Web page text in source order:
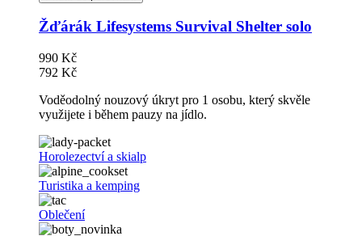
Žďárák Lifesystems Survival Shelter solo
990 Kč
792 Kč
Voděodolný nouzový úkryt pro 1 osobu, který skvěle
využijete i během pauzy na jídlo.
Horolezectví a skialp
Turistika a kemping
Oblečení